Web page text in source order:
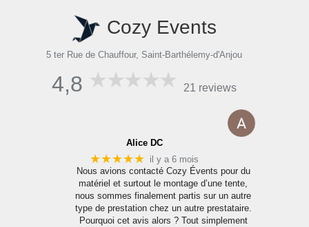
Cozy Events
5 ter Rue de Chauffour, Saint-Barthélemy-d'Anjou
4,8 21 reviews
Alice DC
★★★★★ il y a 6 mois
Nous avions contacté Cozy Évents pour du
matériel et surtout le montage d’une tente,
nous sommes finalement partis sur un autre
type de prestation chez un autre prestataire.
Pourquoi cet avis alors ? Tout simplement